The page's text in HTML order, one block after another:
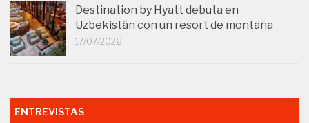
Destination by Hyatt debuta en
Uzbekistán con un resort de montaña
17/07/2026
ENTREVISTAS